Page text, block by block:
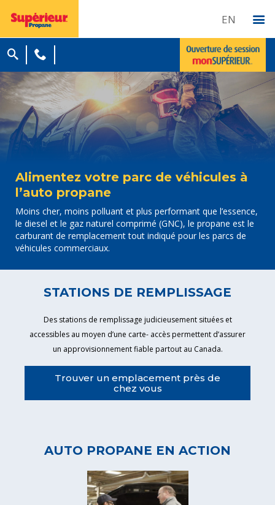
EN
Alimentez votre parc de véhicules à
l’auto propane
Moins cher, moins polluant et plus performant que l’essence,
le diesel et le gaz naturel comprimé (GNC), le propane est le
carburant de remplacement tout indiqué pour les parcs de
véhicules commerciaux.
STATIONS DE REMPLISSAGE
Des stations de remplissage judicieusement situées et
accessibles au moyen d’une carte- accès permettent d’assurer
un approvisionnement fiable partout au Canada.
Trouver un emplacement près de
chez vous
AUTO PROPANE EN ACTION